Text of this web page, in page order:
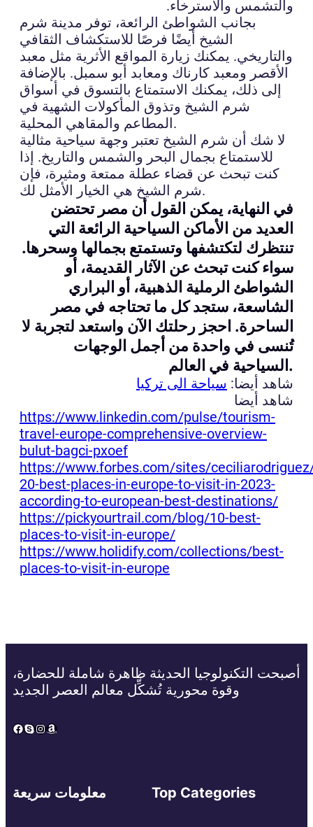
والتشمس والاسترخاء.
بجانب الشواطئ الرائعة، توفر مدينة شرم
الشيخ أيضًا فرصًا للاستكشاف الثقافي
والتاريخي. يمكنك زيارة المواقع الأثرية مثل معبد
الأقصر ومعبد كارناك ومعابد أبو سمبل. بالإضافة
إلى ذلك، يمكنك الاستمتاع بالتسوق في أسواق
شرم الشيخ وتذوق المأكولات الشهية في
المطاعم والمقاهي المحلية.
لا شك أن شرم الشيخ تعتبر وجهة سياحية مثالية
للاستمتاع بجمال البحر والشمس والتاريخ. إذا
كنت تبحث عن قضاء عطلة ممتعة ومثيرة، فإن
شرم الشيخ هي الخيار الأمثل لك.
في النهاية، يمكن القول أن مصر تحتضن
العديد من الأماكن السياحية الرائعة التي
تنتظرك لتكتشفها وتستمتع بجمالها وسحرها.
سواء كنت تبحث عن الآثار القديمة، أو
الشواطئ الرملية الذهبية، أو البراري
الشاسعة، ستجد كل ما تحتاجه في مصر
الساحرة. احجز رحلتك الآن واستعد لتجربة لا
تُنسى في واحدة من أجمل الوجهات
السياحية في العالم.
شاهد أيضا: سياحة الى تركيا
شاهد أيضا
https://www.linkedin.com/pulse/tourism-
travel-europe-comprehensive-overview-
bulut-bagci-pxoef
https://www.forbes.com/sites/
20-best-places-in-europe-to-visit-in-2023-
according-to-european-best-destinations/
https://pickyourtrail.com/blog/10-best-
places-to-visit-in-europe/
https://www.holidify.com/collections/best-
places-to-visit-in-europe
أصبحت التكنولوجيا الحديثة ظاهرة شاملة للحضارة،
وقوة محورية تُشكِّل معالم العصر الجديد
Facebook
Skype
Instagram
Amazon
معلومات سريعة Top Categories